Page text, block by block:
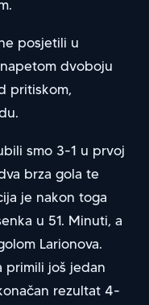
posjetili u
dvoboju
pritiskom,
smo 3-1 u prvoj
brza gola te
je nakon toga
u 51. Minuti, a
Larionova.
primili još jedan
rezultat 4-